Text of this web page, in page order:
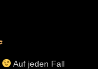
Auf jeden Fall